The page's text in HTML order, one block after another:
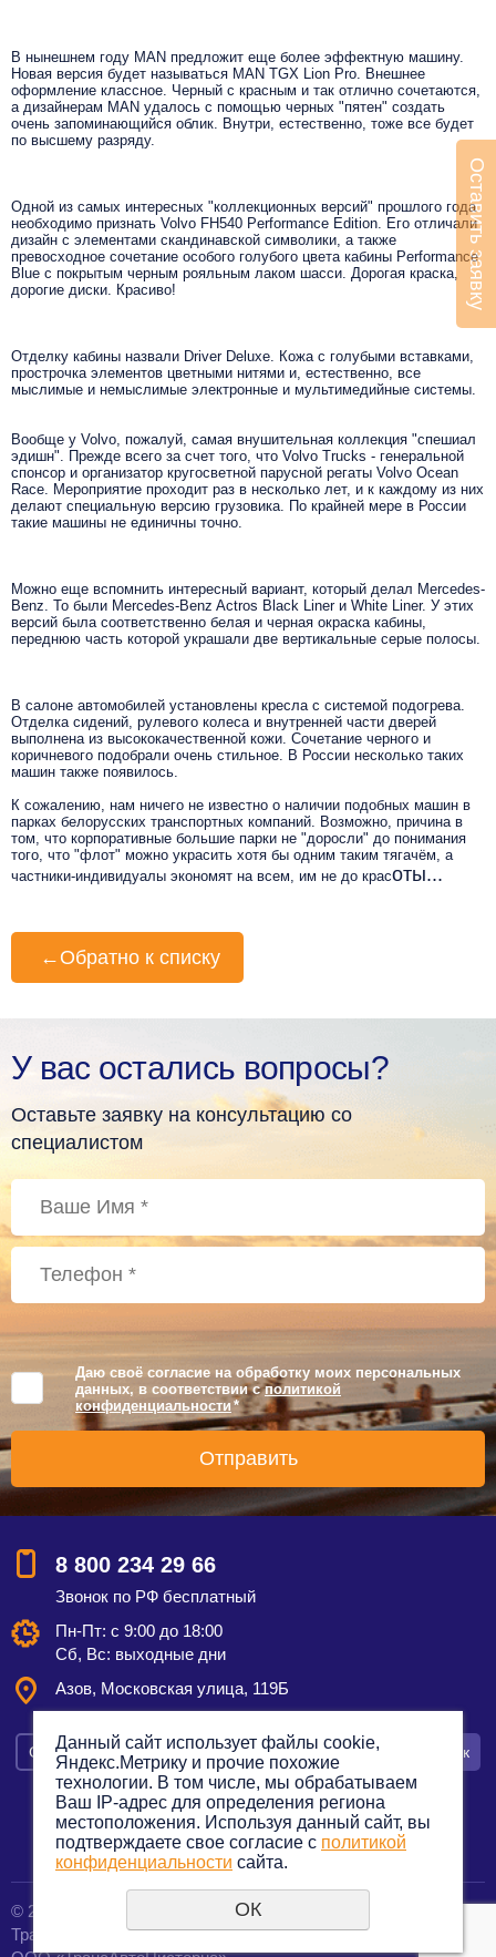
В нынешнем году MAN предложит еще более эффектную машину.
Новая версия будет называться MAN TGX Lion Pro. Внешнее
оформление классное. Черный с красным и так отлично сочетаются,
а дизайнерам MAN удалось с помощью черных "пятен" создать
очень запоминающийся облик. Внутри, естественно, тоже все будет
по высшему разряду.
Одной из самых интересных "коллекционных версий" прошлого года
необходимо признать Volvo FH540 Performance Edition. Его отличали
дизайн с элементами скандинавской символики, а также
превосходное сочетание особого голубого цвета кабины Performance
Blue с покрытым черным рояльным лаком шасси. Дорогая краска,
дорогие диски. Красиво!
Отделку кабины назвали Driver Deluxe. Кожа с голубыми вставками,
прострочка элементов цветными нитями и, естественно, все
мыслимые и немыслимые электронные и мультимедийные системы.
Вообще у Volvo, пожалуй, самая внушительная коллекция "спешиал
эдишн". Прежде всего за счет того, что Volvo Trucks - генеральной
спонсор и организатор кругосветной парусной регаты Volvo Ocean
Race. Мероприятие проходит раз в несколько лет, и к каждому из них
делают специальную версию грузовика. По крайней мере в России
такие машины не единичны точно.
Можно еще вспомнить интересный вариант, который делал Mercedes-
Benz. То были Mercedes-Benz Actros Black Liner и White Liner. У этих
версий была соответственно белая и черная окраска кабины,
переднюю часть которой украшали две вертикальные серые полосы.
В салоне автомобилей установлены кресла с системой подогрева.
Отделка сидений, рулевого колеса и внутренней части дверей
выполнена из высококачественной кожи. Сочетание черного и
коричневого подобрали очень стильное. В России несколько таких
машин также появилось.
К сожалению, нам ничего не известно о наличии подобных машин в
парках белорусских транспортных компаний. Возможно, причина в
том, что корпоративные большие парки не "доросли" до понимания
того, что "флот" можно украсить хотя бы одним таким тягачём, а
частники-индивидуалы экономят на всем, им не до красоты...
← Обратно к списку
У вас остались вопросы?
Оставьте заявку на консультацию со
специалистом
Даю своё согласие на обработку моих персональных
данных, в соответствии сполитикой
конфиденциальности *
8 800 234 29 66
Звонок по РФ бесплатный
Пн-Пт: с 9:00 до 18:00
Сб, Вс: выходные дни
Азов, Московская улица, 119Б
Смотреть на карте Оставить заявку Заказать звонок
Политика конфиденциальности
© 2012—2023. Все права защищены.
Транспортная компания по грузоперевозкам
Оставить заявку
Данный сайт использует файлы cookie,
Яндекс.Метрику и прочие похожие
технологии. В том числе, мы обрабатываем
Ваш IP-адрес для определения региона
местоположения. Используя данный сайт, вы
подтверждаете свое согласие с политикой
конфиденциальности сайта.
ОК